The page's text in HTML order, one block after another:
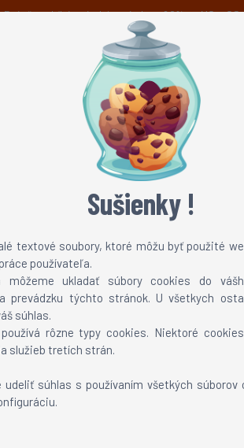
Sušienky !
textové soubory, ktoré môžu byť použité
používateľa.
môžeme ukladať súbory cookies do
prevádzku týchto stránok. U všetkych
súhlas.
rôzne typy cookies. Niektoré
služieb tretích strán.
udeliť súhlas s používaním všetkých súborov
Právě probíhá prázdninová sleva 60% na MC a CS
Možnosti platby Technická
TEAMSPEAK 3
1.9, 1.8, 1.7, 1.6, ...
Otvorte